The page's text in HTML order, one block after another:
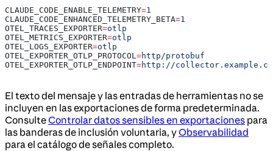
CLAUDE_CODE_ENABLE_TELEMETRY=1
CLAUDE_CODE_ENHANCED_TELEMETRY_BETA=1
OTEL_TRACES_EXPORTER=otlp
OTEL_METRICS_EXPORTER=otlp
OTEL_LOGS_EXPORTER=otlp
OTEL_EXPORTER_OTLP_PROTOCOL =http/protobuf
OTEL_EXPORTER_OTLP_ENDPOINT=http://
El texto del mensaje y las entradas de herramientas no se
incluyen en las exportaciones de forma predeterminada.
ConsulteControlar datos sensibles en exportaciones para
las banderas de inclusión voluntaria, yObservabilidad
para el catálogo de señales completo.